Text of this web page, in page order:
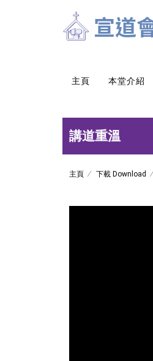
主頁 本堂介紹
講道重溫
主頁 下載 Download